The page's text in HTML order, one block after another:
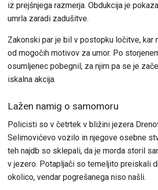
iz prejšnjega razmerja. Obdukcija je
umrla zaradi zadušitve.
Zakonski par je bil v postopku ločitve, kar
od mogočih motivov za umor. Po
osumljenec pobegnil, za njim pa se je
iskalna akcija.
Lažen namig o samomoru
Policisti so v četrtek v bližini jezera
Selimovićevo vozilo in njegove osebne
teh najdb so sklepali, da je morda storil
v jezero. Potapljači so temeljito preiskali
okolico, vendar pogrešanega niso našli.